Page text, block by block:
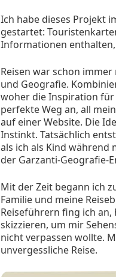
Ich habe dieses Projekt
gestartet:
Informationen
Reisen war schon
und Geografie.
woher die Inspiration für
perfekte Weg an, all
auf einer Website. Die
Instinkt. Tatsächlich
als ich als Kind während
der Garzanti-Geografie-
Mit der Zeit begann ich
Familie und meine
Reiseführern fing ich
skizzieren, um mir
nicht verpassen wollte.
unvergessliche Reise.